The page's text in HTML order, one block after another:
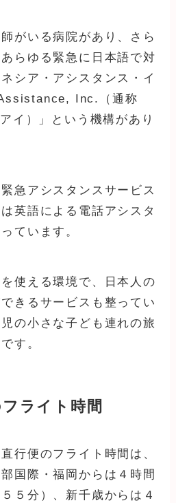
がいる病院があり、さら
らゆる緊急に日本語で対
シア・アシスタンス・イ
Inc.（通称
イ）」という機構があり
急アシスタンスサービス
英語による電話アシスタ
ています。
使える環境で、日本人の
きるサービスも整ってい
の小さな子ども連れの旅
す。
ライト時間
行便のフライト時間は、
国際・福岡からは４時間
５分）、新千歳からは４